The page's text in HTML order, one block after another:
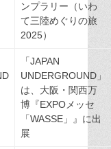
ンプラリー（いわ
て三陸めぐりの旅
2025）
「JAPAN
UNDERGROUND」
は、大阪・関西万
博『EXPOメッセ
「WASSE」』に出
展